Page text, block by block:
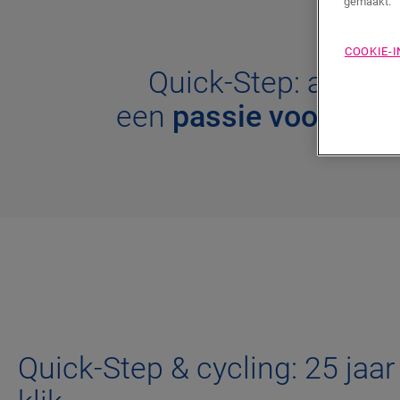
Quick-Step: al
een passie voor
Quick-Step & cycling: 25
COOKIE-